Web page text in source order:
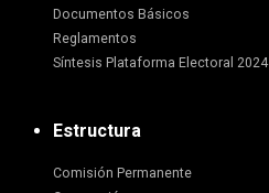
Documentos Básicos
Reglamentos
Síntesis Plataforma Electoral 2024
Estructura
Comisión Permanente